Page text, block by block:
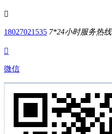

18027021535 7*24小时服务热线

微信